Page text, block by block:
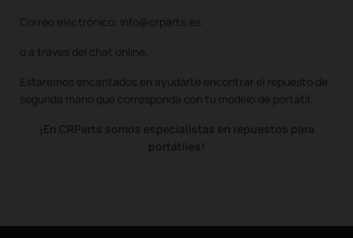
Correo electrónico: info@crparts.es
o a traves del chat online.
Estaremos encantados en ayudarte encontrar el repuesto de
segunda mano que corresponda con tu modelo de portátil.
¡En CRParts somos especialistas en repuestos para
portátiles!